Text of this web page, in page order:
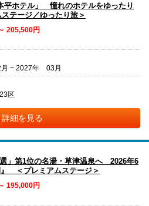
平ホテル」 憧れのホテルをゆったり
テージ／ゆったり旅＞
205,500円
~ 2027年 03月
区
詳細を見る
選」第1位の名湯・草津温泉へ 2026年6
＜プレミアムステージ＞
195,000円